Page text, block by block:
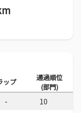
ップ
通過順位
(部門)
-
10